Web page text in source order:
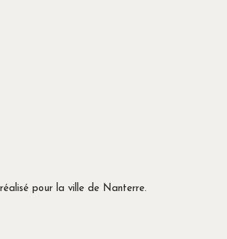
pour la ville de Nanterre.